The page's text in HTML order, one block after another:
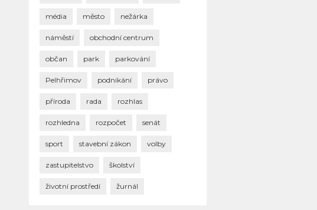
média město nežárka
náměstí obchodní centrum
občan park parkování
Pelhřimov podnikání právo
příroda rada rozhlas
rozhledna rozpočet senát
sport stavební zákon volby
zastupitelstvo školství
životní prostředí žurnál